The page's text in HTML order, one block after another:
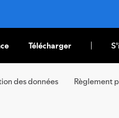
Télécharger
des données Règlement